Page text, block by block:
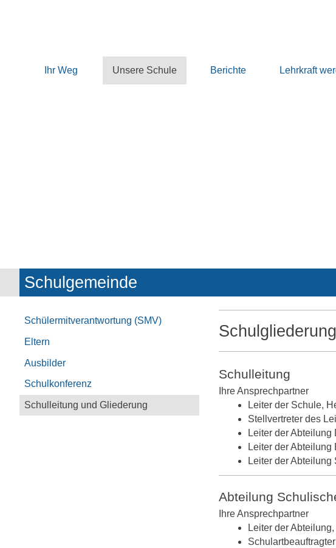
Ihr Weg Unsere Schule Berichte Lehrkraft
Schulgemeinde
Schülermitverantwortung (SMV)
Eltern
Ausbilder
Schulkonferenz
Schulleitung und Gliederung
Schulgliederung
Schulleitung
Ihre Ansprechpartner
Leiter der Schule,
Stellvertreter des
Leiter der
Leiter der
Leiter der
Abteilung
Ihre Ansprechpartner
Leiter der